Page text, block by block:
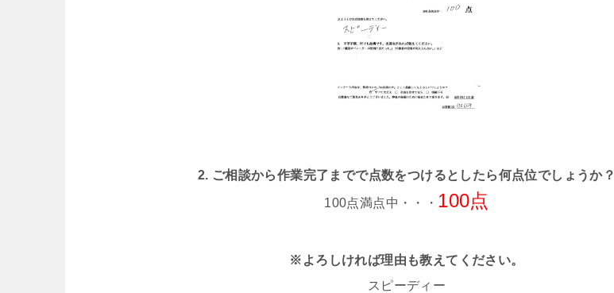
2. ご相談から作業完了までで点数をつけるとしたら何点位でしょうか？
100点満点中・・・ 100点
※よろしければ理由も教えてください。
スピーディー